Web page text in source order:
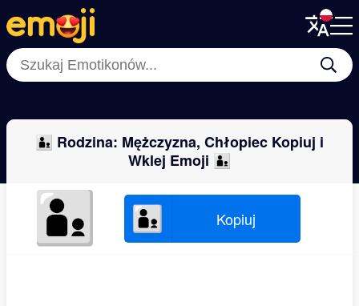
Menu
Close
Menu
Close
👨‍👦 Rodzina: Mężczyzna, Chłopiec Kopiuj i
Wklej Emoji 👨‍👦
👨‍👦 👨‍👦 Kopiuj